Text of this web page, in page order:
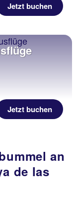
Jetzt buchen
Jetzt buchen
an
de las